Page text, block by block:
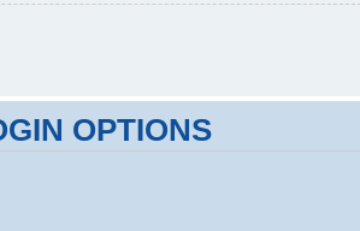
OPTIONS